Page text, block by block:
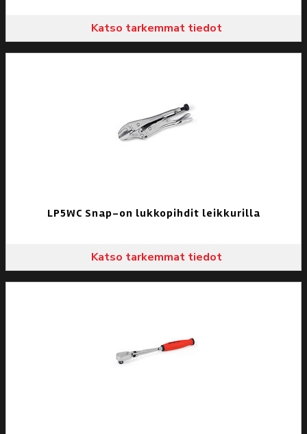
Katso tarkemmat tiedot
LP5WC Snap-on lukkopihdit leikkurilla
Katso tarkemmat tiedot